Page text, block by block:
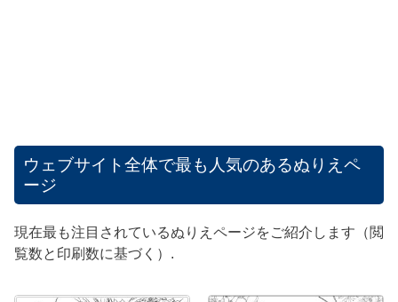
ウェブサイト全体で最も人気のあるぬりえペ
ージ
現在最も注目されているぬりえページをご紹介します（閲
覧数と印刷数に基づく）.